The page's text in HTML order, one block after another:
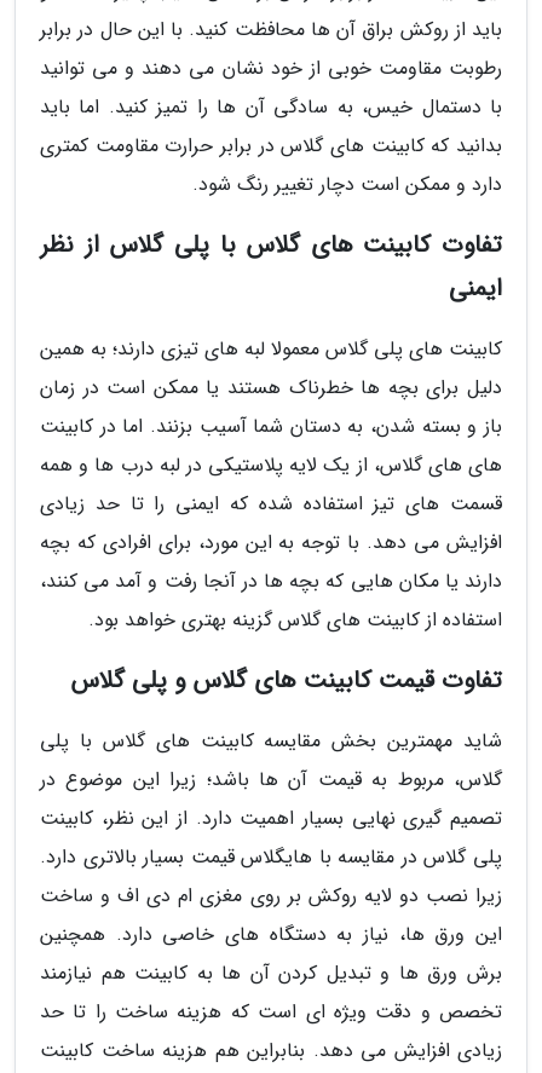
باید از روکش براق آن ها محافظت کنید. با این حال در برابر
رطوبت مقاومت خوبی از خود نشان می دهند و می توانید
با دستمال خیس، به سادگی آن ها را تمیز کنید. اما باید
بدانید که کابینت های گلاس در برابر حرارت مقاومت کمتری
دارد و ممکن است دچار تغییر رنگ شود.
تفاوت کابینت های گلاس با پلی گلاس از نظر
ایمنی
کابینت های پلی گلاس معمولا لبه های تیزی دارند؛ به همین
دلیل برای بچه ها خطرناک هستند یا ممکن است در زمان
باز و بسته شدن، به دستان شما آسیب بزنند. اما در کابینت
های های گلاس، از یک لایه پلاستیکی در لبه درب ها و همه
قسمت های تیز استفاده شده که ایمنی را تا حد زیادی
افزایش می دهد. با توجه به این مورد، برای افرادی که بچه
دارند یا مکان هایی که بچه ها در آنجا رفت و آمد می کنند،
استفاده از کابینت های گلاس گزینه بهتری خواهد بود.
تفاوت قیمت کابینت های گلاس و پلی گلاس
شاید مهمترین بخش مقایسه کابینت های گلاس با پلی
گلاس، مربوط به قیمت آن ها باشد؛ زیرا این موضوع در
تصمیم گیری نهایی بسیار اهمیت دارد. از این نظر، کابینت
پلی گلاس در مقایسه با هایگلاس قیمت بسیار بالاتری دارد.
زیرا نصب دو لایه روکش بر روی مغزی ام دی اف و ساخت
این ورق ها، نیاز به دستگاه های خاصی دارد. همچنین
برش ورق ها و تبدیل کردن آن ها به کابینت هم نیازمند
تخصص و دقت ویژه ای است که هزینه ساخت را تا حد
زیادی افزایش می دهد. بنابراین هم هزینه ساخت کابینت